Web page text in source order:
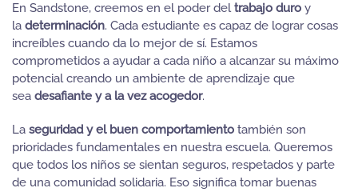
En Sandstone, creemos en el poder del trabajo duro y
la determinación. Cada estudiante es capaz de lograr cosas
increíbles cuando da lo mejor de sí. Estamos
comprometidos a ayudar a cada niño a alcanzar su máximo
potencial creando un ambiente de aprendizaje que
sea desafiante y a la vez acogedor.
La seguridad y el buen comportamiento también son
prioridades fundamentales en nuestra escuela. Queremos
que todos los niños se sientan seguros, respetados y parte
de una comunidad solidaria. Eso significa tomar buenas